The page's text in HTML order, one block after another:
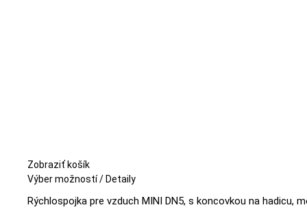
Zobraziť košík
Výber možnostíTento
má
/Detaily
Rýchlospojka pre vzduch MINI DN5, s koncovkou na hadicu,